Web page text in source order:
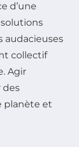
d’une
audacieuses
collectif
Agir
des
planète et